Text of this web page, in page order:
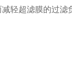
轻超滤膜的过滤